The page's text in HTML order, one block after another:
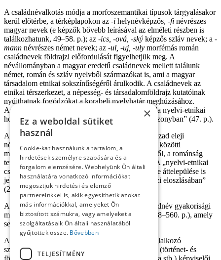
A családnévalkotás módja a morfoszemantikai típusok tárgyalásakor
kerül előtérbe, a térképlapokon az -i helynévképzős, -fi névrészes
magyar nevek (e képzők bővebb leírásával az elméleti részben is
találkozhatunk, 49–58. p.); az -ics, -ová, -ský képzős szláv nevek; a -
mann névrészes német nevek; az -ul, -uj, -uly morfémás román
családnevek földrajzi előfordulását figyelhetjük meg. A
névállományban a magyar eredetű családnevek mellett találunk
német, román és szláv nyelvből származókat is, ami a magyar
társadalom etnikai sokszínűségéről árulkodik. A családnevek az
etnikai térszerkezet, a népesség- és társadalomföldrajz kutatóinak
nyújthatnak fogódzókat a korabeli nyelvhatár meghúzásához.
Azonban „a családnév nyelvi alkata és a névgazda nyelvi-etnikai
hovatartozása nincs mindig szoros korrelációs viszonyban” (47. p.).
A családnevek térbeli megjelenítése által a 18. század eleji
népességmozgásokról, a szlovákság országrészek közötti
migrációjáról, a német ajkú lakosság betelepítéséről, a románság
terjeszkedésének mértékéről is képet kaphatunk. A „nyelvi-etnikai
csoportok tagjainak be- és/vagy áttelepítése, illetve áttelepülése is
jelentős változásokat eredményez a nevek földrajzi eloszlásában”
(21. p.).
A térképtár után következik az elemzett 176 családnév gyakorisági
mutatója (545–547. p.), s a térképek jegyzéke (548–560. p.), amely
segíti az atlaszban való keresést.
A könyv nem csupán nyelvészettel, névtannal foglalkozó
szakembereknek szól, hanem egyéb szakterületek (történet- és
földrajztudomány, néprajz, szociológia, genealógia stb.) képviselői
×
Ez a weboldal sütiket
használ
Cookie-kat használunk a tartalom, a
hirdetések személyre szabására és a
forgalom elemzésére. Webhelyünk Ön általi
használatára vonatkozó információkat
megosztjuk hirdetési és elemző
partnereinkkel is, akik egyesíthetik azokat
más információkkal, amelyeket Ön
biztosított számukra, vagy amelyeket a
szolgáltatásaik Ön általi használatából
gyűjtöttek össze. Bővebben
TELJESÍTMÉNY